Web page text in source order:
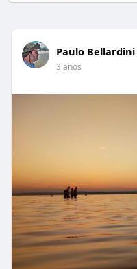
Paulo Bellardini
3 anos